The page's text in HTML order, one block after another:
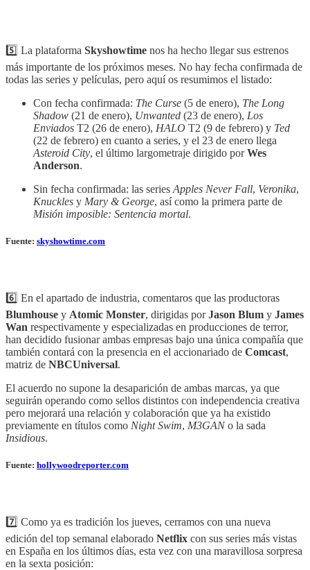
5️⃣ La plataforma Skyshowtime nos ha hecho llegar sus estrenos
más importante de los próximos meses. No hay fecha confirmada de
todas las series y películas, pero aquí os resumimos el listado:
Con fecha confirmada: The Curse (5 de enero), The Long
Shadow (21 de enero), Unwanted (23 de enero), Los
Enviados T2 (26 de enero), HALO T2 (9 de febrero) y Ted
(22 de febrero) en cuanto a series, y el 23 de enero llega
Asteroid City, el último largometraje dirigido porWes
Anderson.
Sin fecha confirmada: las series Apples Never Fall, Veronika,
Knuckles y Mary & George, así como la primera parte de
Misión imposible: Sentencia mortal.
Fuente: skyshowtime.com
6️⃣ En el apartado de industria, comentaros que las productoras
Blumhouse y Atomic Monster, dirigidas porJason Blum y James
Wan respectivamente y especializadas en producciones de terror,
han decidido fusionar ambas empresas bajo una única compañía que
también contará con la presencia en el accionariado de Comcast,
matriz de NBCUniversal.
El acuerdo no supone la desaparición de ambas marcas, ya que
seguirán operando como sellos distintos con independencia creativa
pero mejorará una relación y colaboración que ya ha existido
previamente en títulos como Night Swim, M3GANo la sada
Insidious.
Fuente: hollywoodreporter.com
7️⃣ Como ya es tradición los jueves, cerramos con una nueva
edición del top semanal elaborado Netflix con sus series más vistas
en España en los últimos días, esta vez con una maravillosa sorpresa
en la sexta posición: